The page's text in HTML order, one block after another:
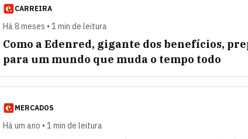
CARREIRA
Há 8 meses • 1 min de leitura
Como a Edenred, gigante dos benefícios,
para um mundo que muda o tempo todo
MERCADOS
Há um ano • 1 min de leitura